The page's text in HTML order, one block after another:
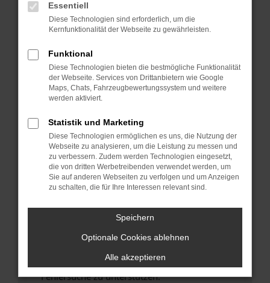
können das Laden bestimmter Seiten
verhindern. Funktioniert die Seite in einem
Fenster?
Starte dein Gerät neu.
Das kann manchmal helfen, vorübergehende
Probleme zu beheben.
Betriebssystem auf dem neuesten Stand
sind.
Veraltete Software birgt nicht nur ein
Sicherheitsrisiko, sondern kann auch dazu
führen, dass bestimmte Funktionen nicht mehr
unterstützt werden.
Wende dich an den Webseitenbetreiber.
Wenn du alle oben genannten Schritte versucht
hast, kontaktiere uns bitte. Wir werden
uns diesen Text schicken, um uns bei der
Fehlersuche zu unterstützen:
Essentiell
Diese Technologien sind erforderlich, um die
Kernfunktionalität der Webseite zu gewährleisten.
Funktional
Diese Technologien bieten die bestmögliche Funktionalität
der Webseite. Services von Drittanbietern wie Google
Maps, Chats, Fahrzeugbewertungssystem und weitere
werden aktiviert.
Statistik und Marketing
Diese Technologien ermöglichen es uns, die Nutzung der
Webseite zu analysieren, um die Leistung zu messen und
zu verbessern. Zudem werden Technologien eingesetzt,
die von dritten Werbetreibenden verwendet werden, um
Sie auf anderen Webseiten zu verfolgen und um Anzeigen
zu schalten, die für Ihre Interessen relevant sind.
Speichern
Optionale Cookies ablehnen
Alle akzeptieren